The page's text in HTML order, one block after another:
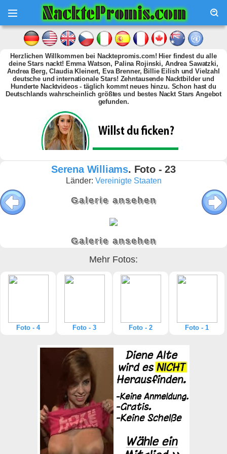
Herzlichen Willkommen bei Nacktepromis.com! Hier findest du alle
deine Stars nackt! Emma Watson, Palina Rojinski, Andrea Sawatzki,
Andrea Berg, Claudia Kleinert, Eva Brenner, Billie Eilish und Vielzahl
deutsche und internationale Stars! Zehntausende Nacktbilder und
Hunderte Nacktvideos - täglich kommt neues hinzu. Schon hast du
Deutschlands wahrscheinlich größtes und bestes Nackt Stars Angebot
gefunden.
Serena Williams. Foto - 23
Länder: Vereinigte Staaten
Galerie ansehen
Galerie ansehen
Mehr Fotos:
Foto - 4 Foto - 3 Foto - 2 Foto - 1